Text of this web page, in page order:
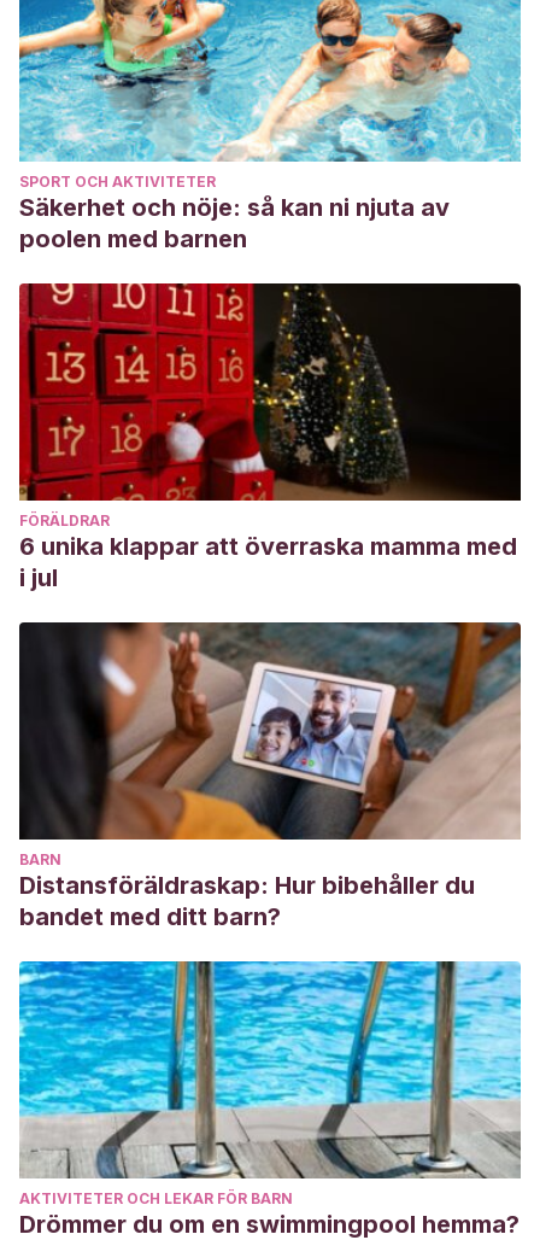
SPORT OCH AKTIVITETER
Säkerhet och nöje: så kan ni njuta av
poolen med barnen
FÖRÄLDRAR
6 unika klappar att överraska mamma med
i jul
BARN
Distansföräldraskap: Hur bibehåller du
bandet med ditt barn?
AKTIVITETER OCH LEKAR FÖR BARN
Drömmer du om en swimmingpool hemma?